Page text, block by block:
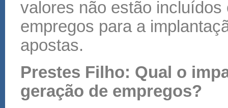
valores não estão
empregos para a
apostas.
Prestes Filho: Qual o
geração de empregos?